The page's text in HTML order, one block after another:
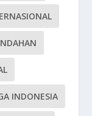
INDONESIA